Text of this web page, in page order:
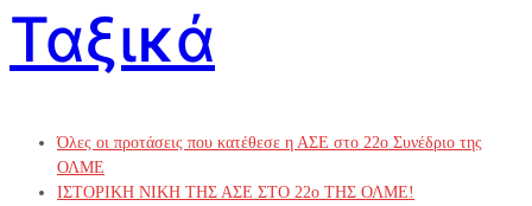
Ταξικά
Όλες οι προτάσεις που κατέθεσε η ΑΣΕ στο 22ο Συνέδριο της
ΟΛΜΕ
ΙΣΤΟΡΙΚΗ ΝΙΚΗ ΤΗΣ ΑΣΕ ΣΤΟ 22ο ΤΗΣ ΟΛΜΕ!